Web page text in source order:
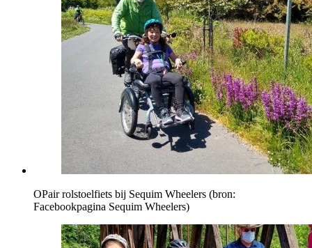
OPair rolstoelfiets bij Sequim Wheelers (bron:
Facebookpagina Sequim Wheelers)